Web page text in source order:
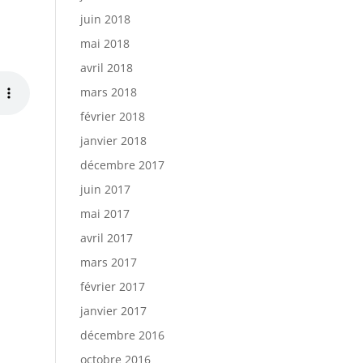
juin 2018
mai 2018
avril 2018
mars 2018
février 2018
janvier 2018
décembre 2017
juin 2017
mai 2017
avril 2017
mars 2017
février 2017
janvier 2017
décembre 2016
octobre 2016